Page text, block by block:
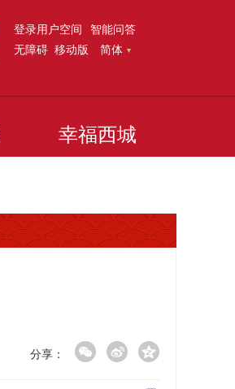
登录用户空间 智能问答
无障碍 移动版 简体
幸福西城
分享：